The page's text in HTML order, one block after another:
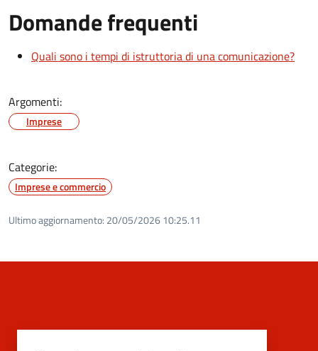
Domande frequenti
Quali sono i tempi di istruttoria di una comunicazione?
Argomenti:
Imprese
Categorie:
Imprese e commercio
Ultimo aggiornamento: 20/05/2026 10:25.11